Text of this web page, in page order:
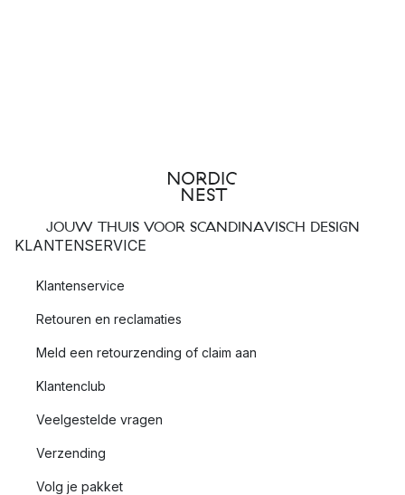
JOUW THUIS VOOR SCANDINAVISCH DESIGN
KLANTENSERVICE
Klantenservice
Retouren en reclamaties
Meld een retourzending of claim aan
Klantenclub
Veelgestelde vragen
Verzending
Volg je pakket